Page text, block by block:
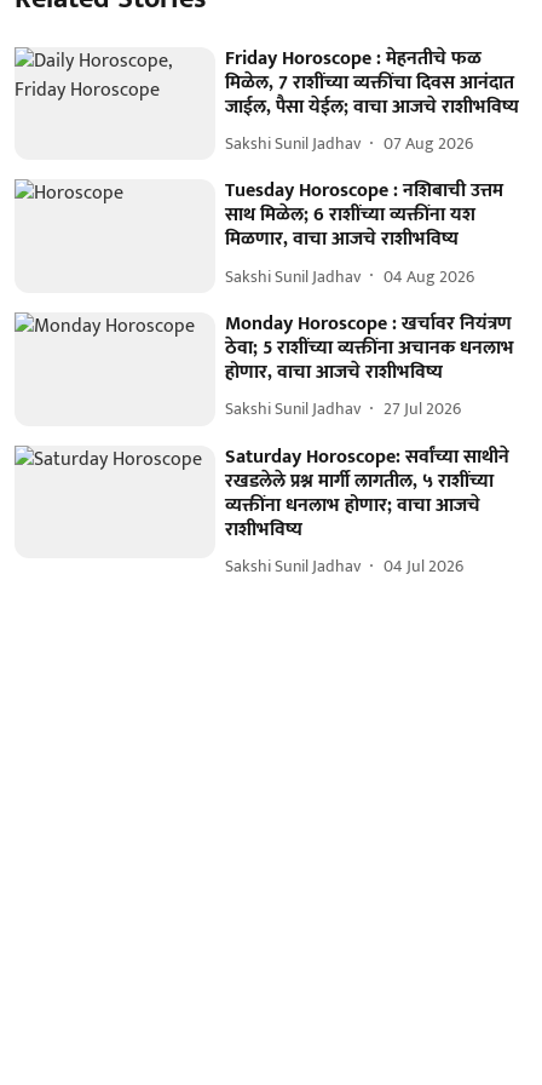
Friday Horoscope : मेहनतीचे फळ
मिळेल, 7 राशींच्या व्यक्तींचा दिवस आनंदात
जाईल, पैसा येईल; वाचा आजचे राशीभविष्य
Sakshi Sunil Jadhav 07 Aug 2026
Tuesday Horoscope : नशिबाची उत्तम
साथ मिळेल; 6 राशींच्या व्यक्तींना यश
मिळणार, वाचा आजचे राशीभविष्य
Sakshi Sunil Jadhav 04 Aug 2026
Monday Horoscope : खर्चावर नियंत्रण
ठेवा; 5 राशींच्या व्यक्तींना अचानक धनलाभ
होणार, वाचा आजचे राशीभविष्य
Sakshi Sunil Jadhav 27 Jul 2026
Saturday Horoscope: सर्वांच्या साथीने
रखडलेले प्रश्न मार्गी लागतील, ५ राशींच्या
व्यक्तींना धनलाभ होणार; वाचा आजचे
राशीभविष्य
Sakshi Sunil Jadhav 04 Jul 2026